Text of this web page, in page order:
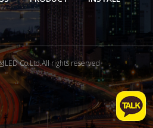
LED Co.Ltd.All rights reserved